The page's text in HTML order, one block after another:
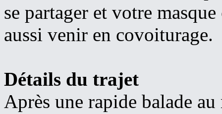
se partager et votre
aussi venir en covoiturage.
Détails du trajet
Après une rapide balade